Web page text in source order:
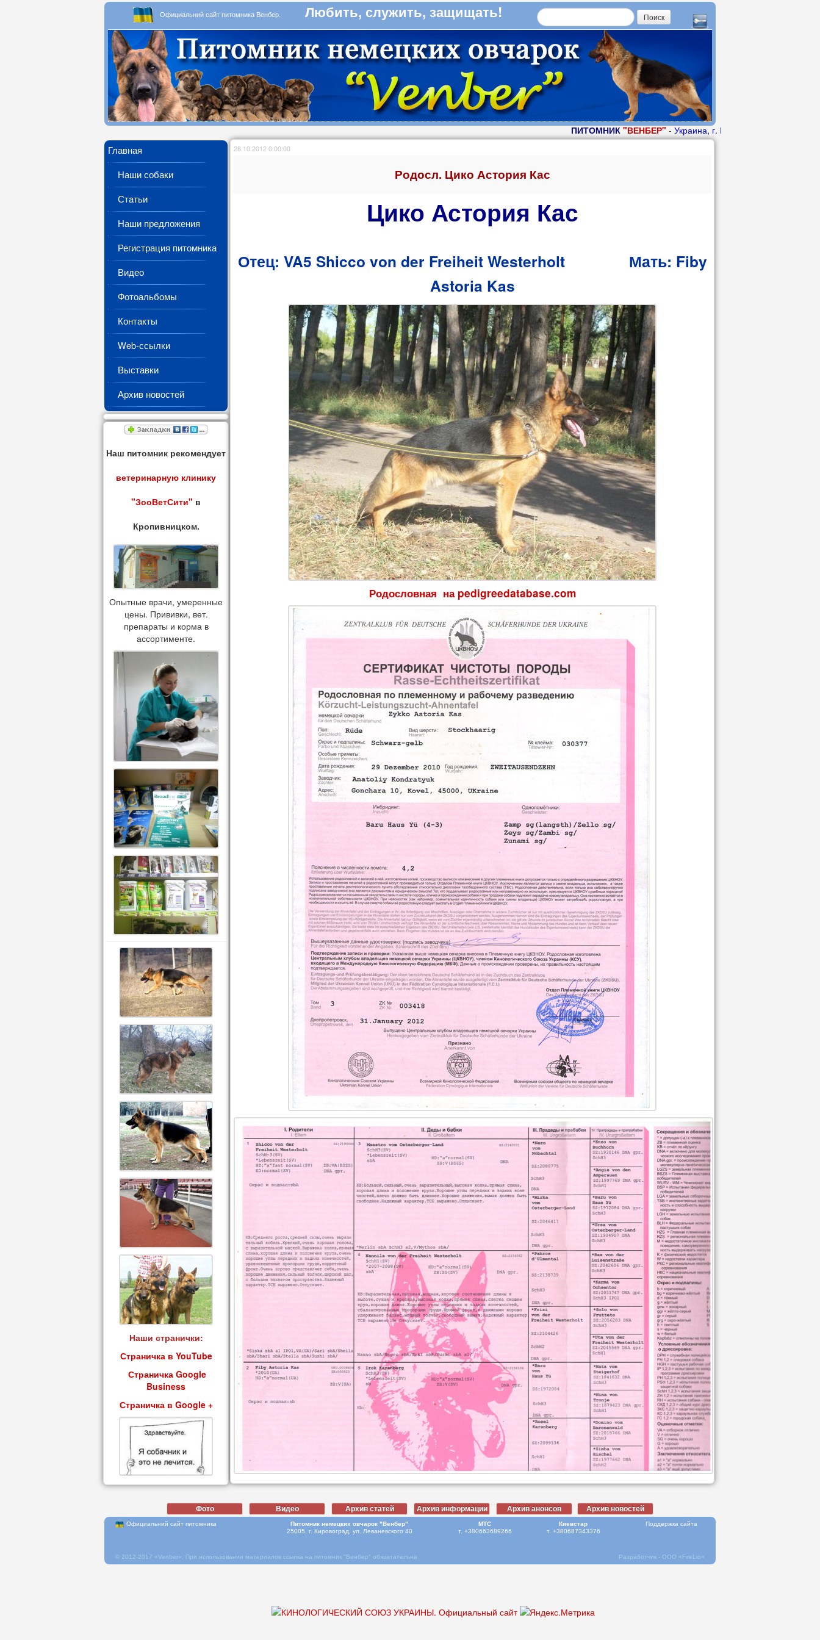
Официальний сайт питомника Венбер. Любить, служить, защищать!
ПИТОМНИК"ВЕНБЕР"-Украина, г. Кировоград, 0950057779,
Главная
Наши собаки
Статьи
Наши предложения
Регистрация питомника
Видео
Фотоальбомы
Контакты
Web-ссылки
Выставки
Архив новостей
Наш питомник рекомендует
ветеринарную клинику
"ЗооВетСити" в
Кропивницком.
Опытные врачи, умеренные
цены. Прививки, вет.
препараты и корма в
ассортименте.
Наши странички:
Страничка в YouTube
Страничка Google
Business
Страничка в Google +
28.10.2012 0:00:00
Родосл. Цико Астория Кас
Цико Астория Кас
Отец: VA5 Shicco von der Freiheit Westerholt Мать: Fiby
Astoria Kas
Родословная на pedigreedatabase.com
Официальний сайт питомника
Питомник немецких овчарок "Венбер"
25005, г. Кировоград, ул. Леваневского 40
МТС
т. +380663689266
Киевстар
т. +380687343376
Поддержка сайта
© 2012-2017 «Venber». При использовании материалов ссылка на питомник "Венбер" обязатательна Разработчик - ООО «FireLio»